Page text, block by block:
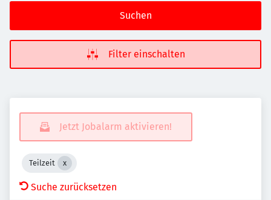
Suchen
Filter einschalten
Jetzt Jobalarm aktivieren!
Teilzeit
Suche zurücksetzen